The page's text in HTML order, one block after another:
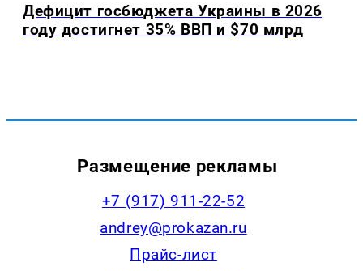
Дефицит госбюджета Украины в 2026
году достигнет 35% ВВП и $70 млрд
Размещение рекламы
+7 (917) 911-22-52
andrey@prokazan.ru
Прайс-лист